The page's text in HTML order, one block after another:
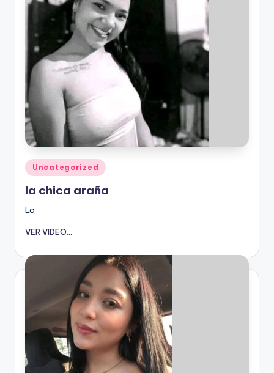
Publicado
en
Uncategorized
la chica araña
Lo
VER VIDEO...